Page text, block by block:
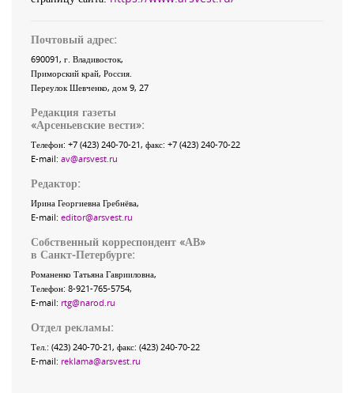
Почтовый адрес:
690091, г. Владивосток,
Приморский край, Россия
Переулок Шевченко, дом 9, 27
Редакция газеты
«Арсеньевские вести»:
Телефон: +7 (423) 240-70-21, факс: +7 (423) 240-70-22
E-mail: av@arsvest.ru
Редактор:
Ирина Георгиевна Гребнёва,
E-mail: editor@arsvest.ru
Собственный корреспондент «АВ»
в Санкт-Петербурге:
Романенко Татьяна Гаврииловна,
Телефон: 8-921-765-5754,
E-mail: rtg@narod.ru
Отдел рекламы:
Тел.: (423) 240-70-21, факс: (423) 240-70-22
E-mail: reklama@arsvest.ru